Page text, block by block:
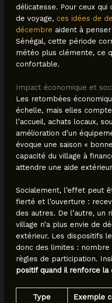
délicatesse. Pour ceux
de voyage, ces idées de
décembre aident à
Sénégal, cette période
météo plus clémente, ce
confortable.
Impact économique et
Les retombées
échelle, mais elles
l’accueil, achats locaux,
amélioration d’un
évoque une saison «
capacité du village à
attendre une aide
Socialement, l’effet peut
fierté et l’ouverture :
des autres. De l’autre, un
village n’a plus envie de
extérieur. Les dispositifs
donc des limites : nombre
règles de participation.
positif quand il renforce la
Type Exemple